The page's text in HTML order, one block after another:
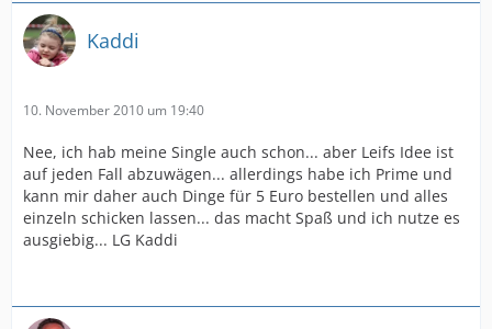
Kaddi
10. November 2010 um 19:40
Nee, ich hab meine Single auch schon... aber Leifs Idee ist
auf jeden Fall abzuwägen... allerdings habe ich Prime und
kann mir daher auch Dinge für 5 Euro bestellen und alles
einzeln schicken lassen... das macht Spaß und ich nutze es
ausgiebig... LG Kaddi